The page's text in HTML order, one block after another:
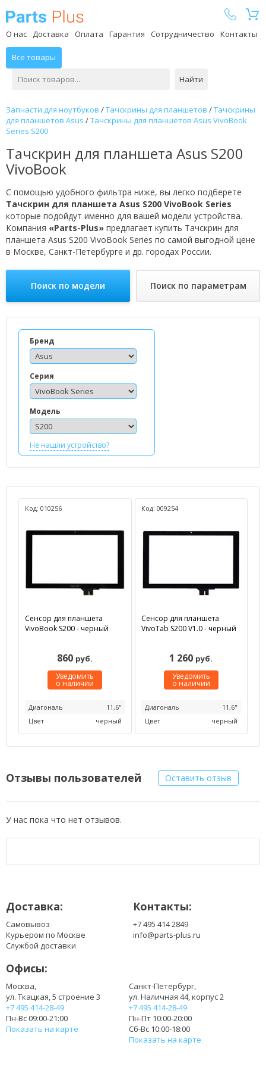
О нас Доставка Оплата Гарантия Сотрудничество Контакты
Все товары
Найти
Запчасти для ноутбуков /Тачскрины для планшетов /Тачскрины
для планшетов Asus /Тачскрины для планшетов Asus VivoBook
Series S200
Тачскрин для планшета Asus S200
VivoBook
С помощью удобного фильтра ниже, вы легко подберете
Тачскрин для планшета Asus S200 VivoBook Series
которые подойдут именно для вашей модели устройства.
Компания «Parts-Plus» предлагает купить Тачскрин для
планшета Asus S200 VivoBook Series по самой выгодной цене
в Москве, Санкт-Петербурге и др. городах России.
Поиск по модели Поиск по параметрам
Бренд
Серия
Модель
Не нашли устройство?
Код: 010256
Сенсор для планшета
VivoBook S200 - черный
860 руб.
Уведомить
о наличии
Диагональ
11,6"
Цвет
черный
Код: 009254
Сенсор для планшета
VivoTab S200 V1.0 - черный
1 260 руб.
Уведомить
о наличии
Диагональ
11,6"
Цвет
черный
Отзывы пользователей Оставить отзыв
У нас пока что нет отзывов.
Доставка:
Самовывоз
Курьером по Москве
Службой доставки
Контакты:
+7 495 414 2849
info@parts-plus.ru
Офисы:
Москва,
ул. Ткацкая, 5 строение 3
+7 495 414-28-49
Пн-Вс 09:00-21:00
Показать на карте
Санкт-Петербург,
ул. Наличная 44, корпус 2
+7 495 414-28-49
Пн-Пт 10:00-20:00
Сб-Вс 10:00-18:00
Показать на карте